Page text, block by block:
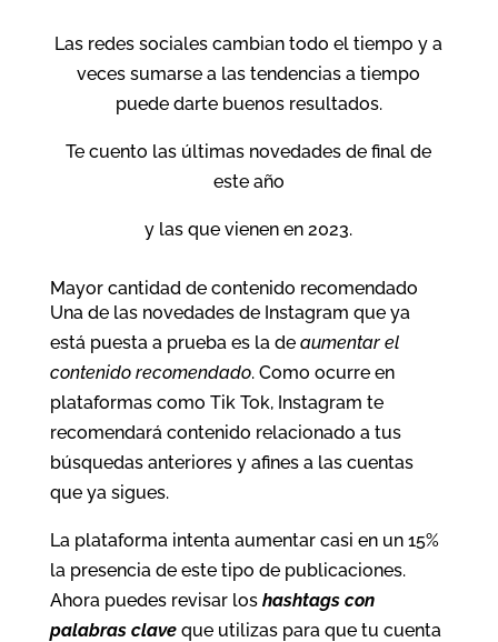
Las redes sociales cambian todo el tiempo y a
veces sumarse a las tendencias a tiempo
puede darte buenos resultados.
Te cuento las últimas novedades de final de
este año
y las que vienen en 2023.
Mayor cantidad de contenido recomendado
Una de las novedades de Instagram que ya
está puesta a prueba es la deaumentar el
contenido recomendado. Como ocurre en
plataformas como Tik Tok, Instagram te
recomendará contenido relacionado a tus
búsquedas anteriores y afines a las cuentas
que ya sigues.
La plataforma intenta aumentar casi en un 15%
la presencia de este tipo de publicaciones.
Ahora puedes revisar los hashtags con
palabras claveque utilizas para que tu cuenta